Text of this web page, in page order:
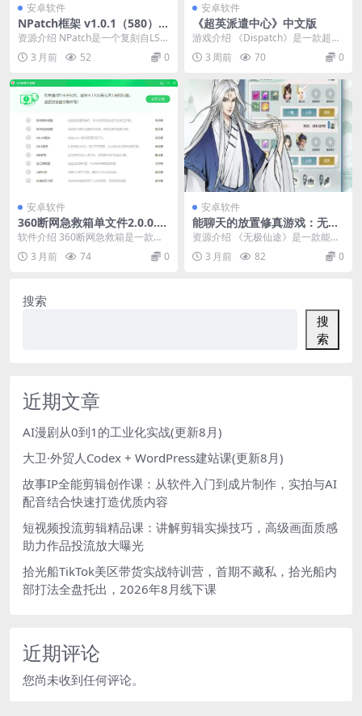
安卓软件
NPatch框架 v1.0.1（580）
★基于LSPosed的免Root Xp
osed框架
资源介绍 NPatch是一个复刻自LSP
atch，并以LSPosed为基础的免R...
3 月前 52 0
安卓软件
《超英派遣中心》中文版
游戏介绍 《Dispatch》是一款超级
英雄职场喜剧游戏，其中的故事发
展将因你的...
3 周前 70 0
安卓软件
360断网急救箱单文件2.0.0.10
11版
软件介绍 360断网急救箱是一款独
立于360安全卫士的断网修复工
具。 软件截图 ...
3 月前 74 0
安卓软件
能聊天的放置修真游戏：无极
仙途1.9.7中文版
资源介绍 《无极仙途》是一款能聊
天的放置修真游戏，里面的道友个
个都是人才，说话又...
3 月前 82 0
搜索
搜
索
近期文章
AI漫剧从0到1的工业化实战(更新8月)
大卫·外贸人Codex + WordPress建站课(更新8月)
故事IP全能剪辑创作课：从软件入门到成片制作，实拍与AI
配音结合快速打造优质内容
短视频投流剪辑精品课：讲解剪辑实操技巧，高级画面质感
助力作品投流放大曝光
拾光船TikTok美区带货实战特训营，首期不藏私，拾光船内
部打法全盘托出，2026年8月线下课
近期评论
您尚未收到任何评论。